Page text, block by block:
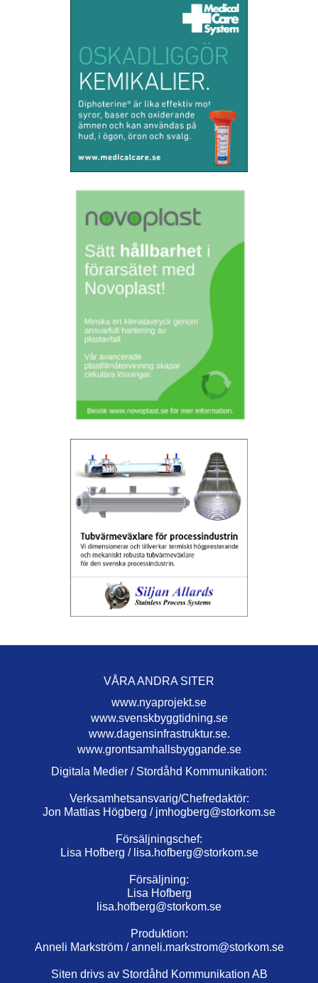
VÅRA ANDRA SITER
www.nyaprojekt.se
www.svenskbyggtidning.se
www.dagensinfrastruktur.se.
www.grontsamhallsbyggande.se
Digitala Medier / Stordåhd Kommunikation:
Verksamhetsansvarig/Chefredaktör:
Jon Mattias Högberg / jmhogberg@storkom.se
Försäljningschef:
Lisa Hofberg / lisa.hofberg@storkom.se
Försäljning:
Lisa Hofberg
lisa.hofberg@storkom.se
Produktion:
Anneli Markström /anneli.markstrom@storkom.se
Siten drivs av Stordåhd Kommunikation AB